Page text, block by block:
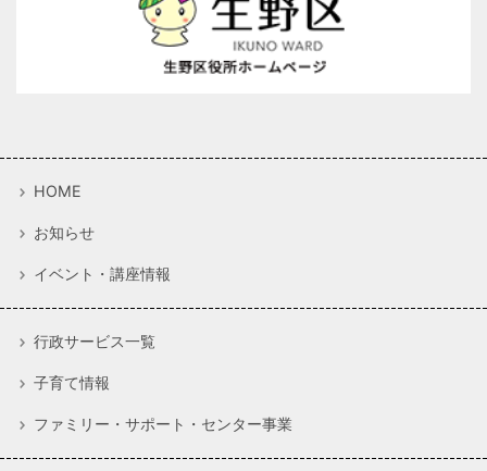
HOME
お知らせ
イベント・講座情報
行政サービス一覧
子育て情報
ファミリー・サポート・センター事業